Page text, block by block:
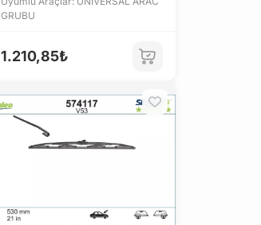
GRUBU
1.210,85₺